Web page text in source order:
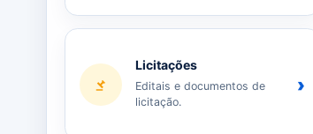
Licitações
Editais e documentos de
licitação.
›